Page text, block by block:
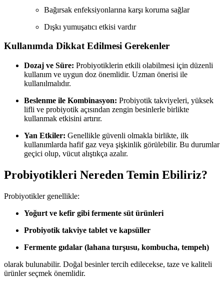
Bağırsak enfeksiyonlarına karşı koruma sağlar
Dışkı yumuşatıcı etkisi vardır
Kullanımda Dikkat Edilmesi Gerekenler
Dozaj ve Süre: Probiyotiklerin etkili olabilmesi için düzenli
kullanım ve uygun doz önemlidir. Uzman önerisi ile
kullanılmalıdır.
Beslenme ile Kombinasyon: Probiyotik takviyeleri, yüksek
lifli ve probiyotik açısından zengin besinlerle birlikte
kullanmak etkisini artırır.
Yan Etkiler: Genellikle güvenli olmakla birlikte, ilk
kullanımlarda hafif gaz veya şişkinlik görülebilir. Bu durumlar
geçici olup, vücut alıştıkça azalır.
Probiyotikleri Nereden Temin Ebiliriz?
Probiyotikler genellikle:
Yoğurt ve kefir gibi fermente süt ürünleri
Probiyotik takviye tablet ve kapsüller
Fermente gıdalar (lahana turşusu, kombucha, tempeh)
olarak bulunabilir. Doğal besinler tercih edilecekse, taze ve kaliteli
ürünler seçmek önemlidir.